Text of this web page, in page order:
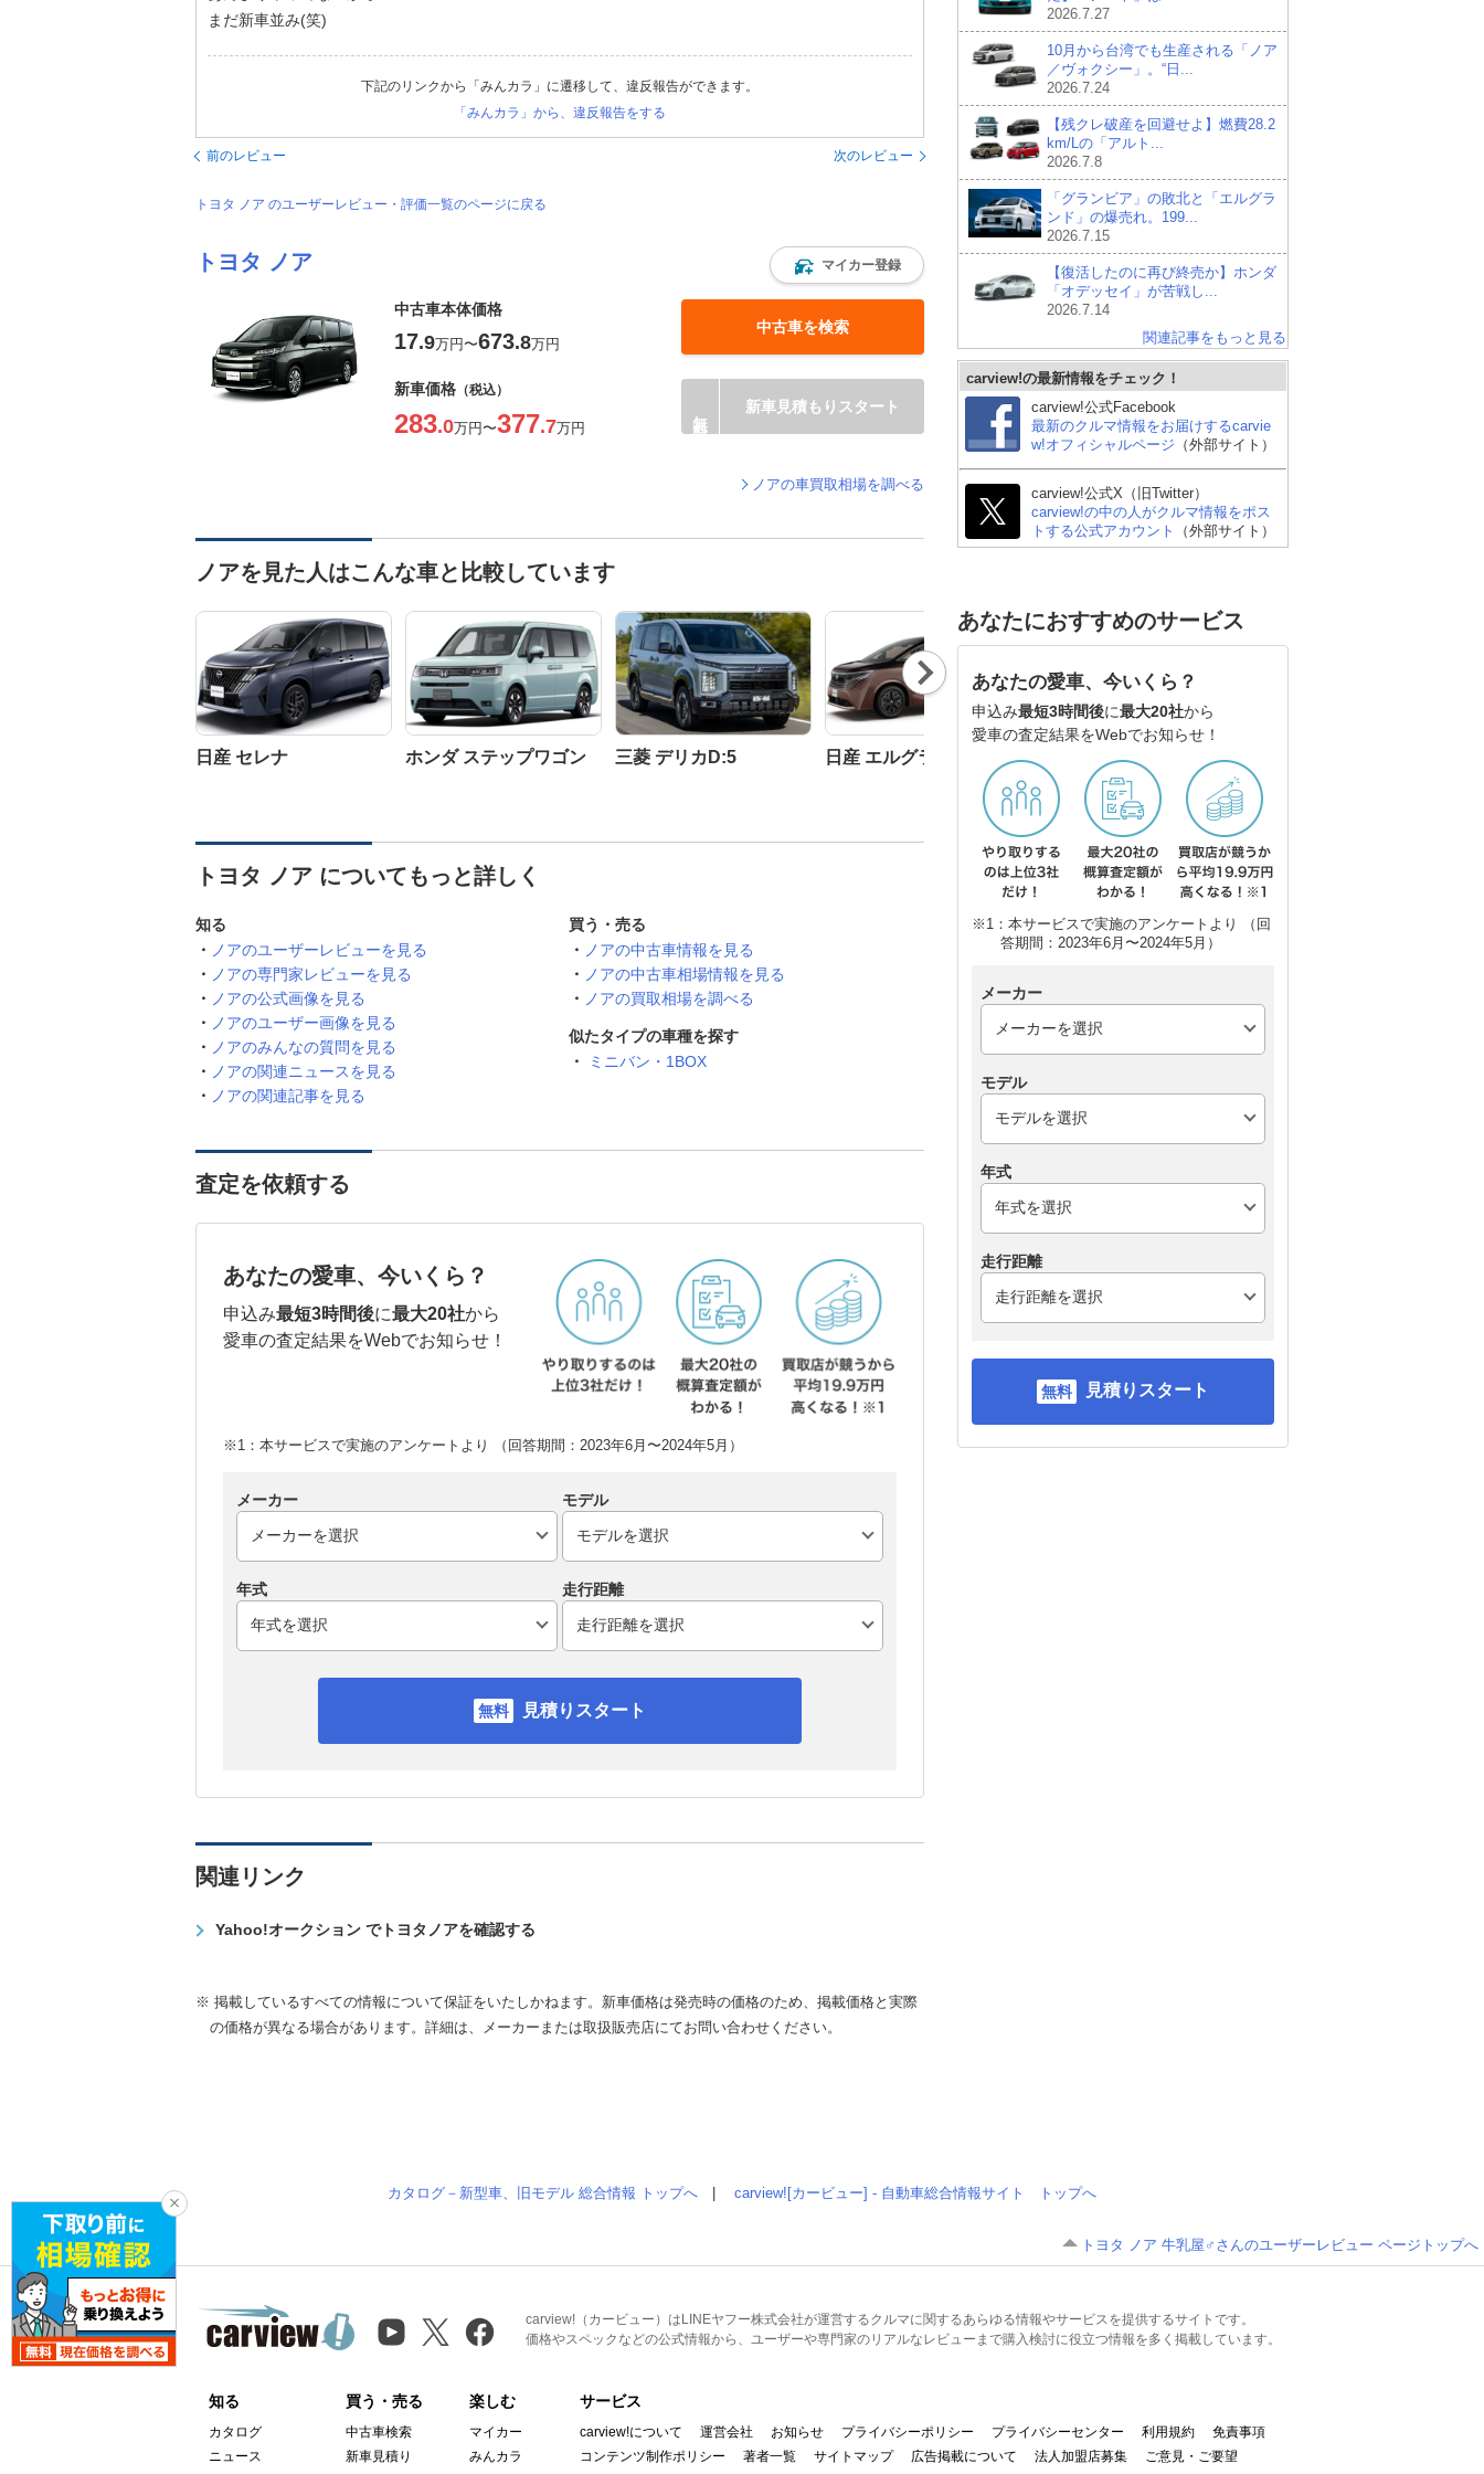
まだ新車並み(笑)
下記のリンクから「みんカラ」に遷移して、違反報告ができます。
「みんカラ」から、違反報告をする
前のレビュー 次のレビュー
トヨタ ノア のユーザーレビュー・評価一覧のページに戻る
トヨタ ノア マイカー登録
中古車本体価格
17.9万円〜673.8万円
中古車を検索
新車価格 （税込）
283.0万円〜377.7万円
新車見積もりスタート
ノアの車買取相場を調べる
ノアを見た人はこんな車と比較しています
日産 セレナ ホンダ ステップワゴン 三菱 デリカD:5 日産 エルグランド ホンダ オデッセイ
Nex
t
トヨタ ノア についてもっと詳しく
知る
ノアのユーザーレビューを見る
ノアの専門家レビューを見る
ノアの公式画像を見る
ノアのユーザー画像を見る
ノアのみんなの質問を見る
ノアの関連ニュースを見る
ノアの関連記事を見る
買う・売る
ノアの中古車情報を見る
ノアの中古車相場情報を見る
ノアの買取相場を調べる
似たタイプの車種を探す
ミニバン・1BOX
査定を依頼する
あなたの愛車、今いくら？
申込み最短3時間後に最大20社から
愛車の査定結果をWebでお知らせ！
※1：本サービスで実施のアンケートより （回答期間：2023年6月〜2024年5月）
メーカー モデル
年式 走行距離
見積りスタート
関連リンク
Yahoo!オークション でトヨタノアを確認する
※ 掲載しているすべての情報について保証をいたしかねます。新車価格は発売時の価格のため、掲載価格と実際
の価格が異なる場合があります。詳細は、メーカーまたは取扱販売店にてお問い合わせください。
2026.7.27
10月から台湾でも生産される「ノア
／ヴォクシー」。“日...
2026.7.24
【残クレ破産を回避せよ】燃費28.2
km/Lの「アルト...
2026.7.8
「グランビア」の敗北と「エルグラ
ンド」の爆売れ。199...
2026.7.15
【復活したのに再び終売か】ホンダ
「オデッセイ」が苦戦し...
2026.7.14
関連記事をもっと見る
carview!の最新情報をチェック！
carview!公式Facebook
最新のクルマ情報をお届けするcarvie
w!オフィシャルページ （外部サイト）
carview!公式X（旧Twitter）
carview!の中の人がクルマ情報をポス
トする公式アカウント
（外部サイト）
あなたにおすすめのサービス
あなたの愛車、今いくら？
申込み最短3時間後に最大20社から
愛車の査定結果をWebでお知らせ！
※1：本サービスで実施のアンケートより （回
答期間：2023年6月〜2024年5月）
メーカー
モデル
年式
走行距離
見積りスタート
カタログ－新型車、旧モデル 総合情報 トップへ carview![カービュー] - 自動車総合情報サイト トップへ
トヨタ ノア 牛乳屋♂さんのユーザーレビュー ページトップへ
carview!（カービュー）はLINEヤフー株式会社が運営するクルマに関するあらゆる情報やサービスを提供するサイトです。
価格やスペックなどの公式情報から、ユーザーや専門家のリアルなレビューまで購入検討に役立つ情報を多く掲載しています。
知る
カタログ
ニュース
買う・売る
中古車検索
新車見積り
楽しむ
マイカー
みんカラ
サービス
carview!について 運営会社 お知らせ プライバシーポリシー プライバシーセンター 利用規約
免責事項
コンテンツ制作ポリシー
著者一覧 サイトマップ 広告掲載について 法人加盟店募集
ご意見・ご要望